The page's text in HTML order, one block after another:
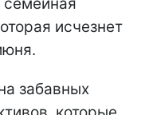
исчезнет
забавных